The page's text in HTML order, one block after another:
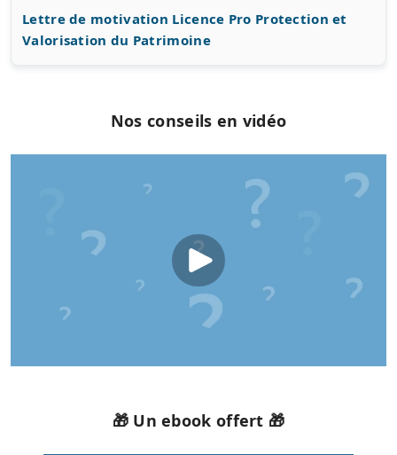
Lettre de motivation Licence Pro Protection et
Valorisation du Patrimoine
Nos conseils en vidéo
🎁 Un ebook offert 🎁